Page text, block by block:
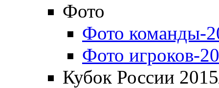
Фото
Фото команды-
Фото игроков-
Кубок России